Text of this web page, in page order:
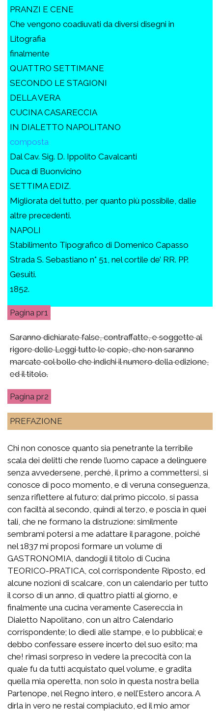
PRANZI E CENE
Che vengono coadiuvati da diversi disegni in
Litografia
finalmente
QUATTRO SETTIMANE
SECONDO LE STAGIONI
DELLA VERA
CUCINA CASARECCIA
IN DIALETTO NAPOLITANO
composta
Dal Cav. Sig. D. Ippolito Cavalcanti
Duca di Buonvicino
SETTIMA EDIZ.
Migliorata del tutto, per quanto più possibile, dalle
altre precedenti.
NAPOLI
Stabilimento Tipografico di Domenico Capasso
Strada S. Sebastiano n° 51, nel cortile de’ RR. PP.
Gesuiti.
1852.
pr1
Saranno dichiarate false, contraffatte, e soggette al
rigore delle Leggi tutte le copie, che non saranno
marcate col bollo che indichi il numero della edizione,
ed il titolo.
pr2
PREFAZIONE
Chi non conosce quanto sia penetrante la terribile
scala dei delitti che rende l’uomo capace a delinguere
senza avvedersene, perché, il primo a commettersi, si
conosce di poco momento, e di veruna conseguenza,
senza riflettere al futuro; dal primo piccolo, si passa
con faciltà al secondo, quindi al terzo, e poscia in quei
tali, che ne formano la distruzione: similmente
sembrami potersi a me adattare il paragone, poiché
nel 1837 mi proposi formare un volume di
GASTRONOMIA, dandogli il titolo di Cucina
TEORICO-PRATICA, col corrispondente Riposto, ed
alcune nozioni di scalcare, con un calendario per tutto
il corso di un anno, di quattro piatti al giorno, e
finalmente una cucina veramente Casereccia in
Dialetto Napolitano, con un altro Calendario
corrispondente; lo diedi alle stampe, e lo pubblicai; e
debbo confessare essere incerto del suo esito; ma
che! rimasi sorpreso in vedere la precocità con la
quale fu da tutti acquistato quel volume, e gradita
quella mia operetta, non solo in questa nostra bella
Partenope, nel Regno intero, e nell’Estero ancora. A
dirla in vero ne restai compiaciuto, ed il mio amor